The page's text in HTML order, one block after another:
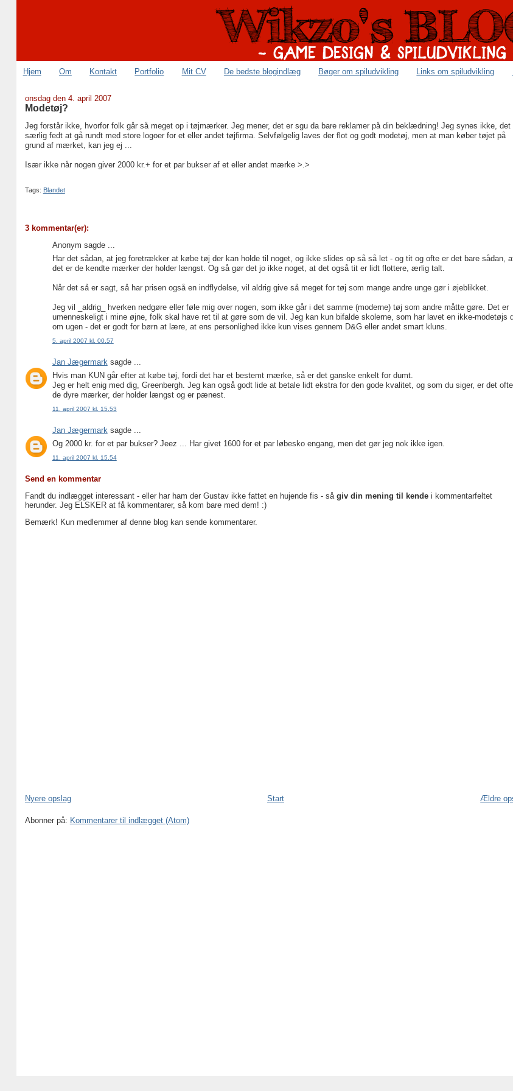
Hjem Om Kontakt Portfolio Mit CV De bedste blogindlæg Bøger om spiludvikling Links om spiludvikling
onsdag den 4. april 2007
Modetøj?
Jeg forstår ikke, hvorfor folk går så meget op i tøjmærker. Jeg mener, det er sgu da bare reklamer på din beklædning! Jeg synes ikke, det
særlig fedt at gå rundt med store logoer for et eller andet tøjfirma. Selvfølgelig laves der flot og godt modetøj, men at man køber tøjet på
grund af mærket, kan jeg ej ...
Især ikke når nogen giver 2000 kr.+ for et par bukser af et eller andet mærke >.>
Tags: Blandet
3 kommentar(er):
Anonym sagde ...
Har det sådan, at jeg foretrækker at købe tøj der kan holde til noget, og ikke slides op så så let - og tit og ofte er det bare sådan,
det er de kendte mærker der holder længst. Og så gør det jo ikke noget, at det også tit er lidt flottere, ærlig talt.
Når det så er sagt, så har prisen også en indflydelse, vil aldrig give så meget for tøj som mange andre unge gør i øjeblikket.
Jeg vil _aldrig_ hverken nedgøre eller føle mig over nogen, som ikke går i det samme (moderne) tøj som andre måtte gøre. Det er
umenneskeligt i mine øjne, folk skal have ret til at gøre som de vil. Jeg kan kun bifalde skolerne, som har lavet en ikke-modetøjs
om ugen - det er godt for børn at lære, at ens personlighed ikke kun vises gennem D&G eller andet smart kluns.
5. april 2007 kl. 00.57
Jan Jægermark sagde ...
Hvis man KUN går efter at købe tøj, fordi det har et bestemt mærke, så er det ganske enkelt for dumt.
Jeg er helt enig med dig, Greenbergh. Jeg kan også godt lide at betale lidt ekstra for den gode kvalitet, og som du siger, er det
de dyre mærker, der holder længst og er pænest.
11. april 2007 kl. 15.53
Jan Jægermark sagde ...
Og 2000 kr. for et par bukser? Jeez ... Har givet 1600 for et par løbesko engang, men det gør jeg nok ikke igen.
11. april 2007 kl. 15.54
Send en kommentar
Fandt du indlægget interessant - eller har ham der Gustav ikke fattet en hujende fis - så giv din mening til kendei kommentarfeltet
herunder. Jeg ELSKER at få kommentarer, så kom bare med dem! :)
Bemærk! Kun medlemmer af denne blog kan sende kommentarer.
Nyere opslag Ældre
Start
Abonner på: Kommentarer til indlægget (Atom)